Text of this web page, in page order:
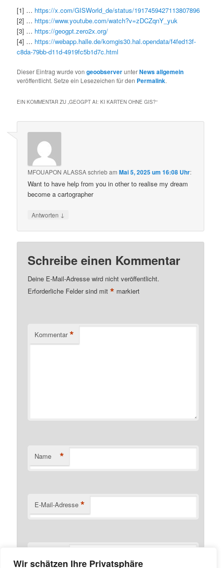
Wir schätzen Ihre Privatsphäre
[1] … https://x.com/GISWorld_de/status/1917459427113807896
[2] … https://www.youtube.com/watch?v=zDCZqnY_yuk
[3] … https://geogpt.zero2x.org/
[4] … https://webapp.halle.de/komgis30.hal.opendata/f4fed13f-
c8da-79bb-d11d-4919fc5b1d7c.html
Dieser Eintrag wurde vongeoobserverunterNews allgemein
veröffentlicht. Setze ein Lesezeichen für den Permalink.
EIN KOMMENTAR ZU „GEOGPT AI: KI KARTEN OHNE GIS?“
MFOUAPON ALASSAschriebamMai 5, 2025 um 16:08 Uhr:
Want to have help from you in other to realise my dream
become a cartographer
Antworten ↓
Schreibe einen Kommentar
Deine E-Mail-Adresse wird nicht veröffentlicht.
Erforderliche Felder sind mit* markiert
Kommentar *
Name *
E-Mail-Adresse *